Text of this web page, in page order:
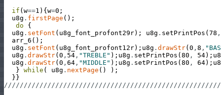
if (w==1 ) {w=0 ;
u8g . firstPage ( ) ;
do
{
u8g . setFont ( u8g_font_profont29r) ; u8g . setPrintPos (78 ,
arr_6 ( ) ;
u8g . setFont ( u8g_font_profont12r) ; u8g . drawStr(0 , 8 ,
u8g . drawStr(0 , 54 , "TREBLE" ) ; u8g . setPrintPos (80 , 54) ;
u8g . drawStr(0 , 64 , "MIDDLE" ) ; u8g . setPrintPos (80 , 64) ;
} while ( u8g . nextPage ( ) ) ;
}}